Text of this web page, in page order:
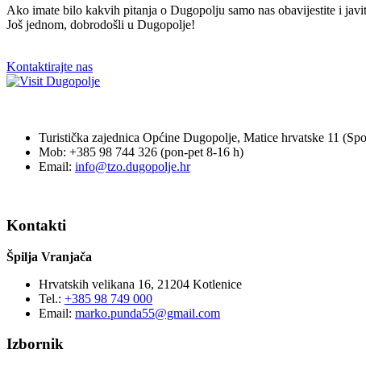
Ako imate bilo kakvih pitanja o Dugopolju samo nas obavijestite i
Još jednom, dobrodošli u Dugopolje!
Kontaktirajte nas
Turistička zajednica Općine Dugopolje, Matice hrvatske 11
Mob: +385 98 744 326 (pon-pet 8-16 h)
Email: info@tzo.dugopolje.hr
Kontakti
Špilja Vranjača
Hrvatskih velikana 16, 21204 Kotlenice
Tel.: +385 98 749 000
Email: marko.punda55@gmail.com
Izbornik